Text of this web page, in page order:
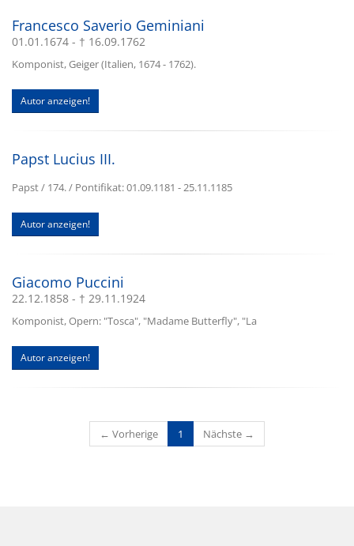
Francesco Saverio Geminiani
01.01.1674 - † 16.09.1762
Komponist, Geiger (Italien, 1674 - 1762).
Autor anzeigen!
Papst Lucius III.
Papst / 174. / Pontifikat: 01.09.1181 - 25.11.1185
Autor anzeigen!
Giacomo Puccini
22.12.1858 - † 29.11.1924
Komponist, Opern: "Tosca", "Madame Butterfly", "La
Autor anzeigen!
← Vorherige 1 (current)
Nächste →